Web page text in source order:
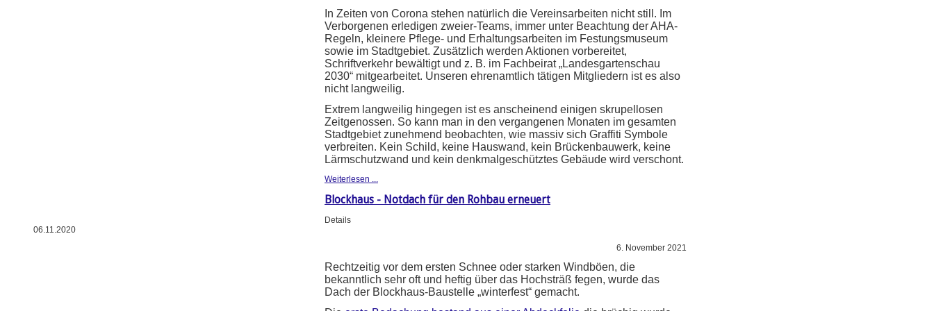
In Zeiten von Corona stehen natürlich die Vereinsarbeiten nicht still. Im
Verborgenen erledigen zweier-Teams, immer unter Beachtung der AHA-
Regeln, kleinere Pflege- und Erhaltungsarbeiten im Festungsmuseum
sowie im Stadtgebiet. Zusätzlich werden Aktionen vorbereitet,
Schriftverkehr bewältigt und z. B. im Fachbeirat „Landesgartenschau
2030“ mitgearbeitet. Unseren ehrenamtlich tätigen Mitgliedern ist es also
nicht langweilig.
Extrem langweilig hingegen ist es anscheinend einigen skrupellosen
Zeitgenossen. So kann man in den vergangenen Monaten im gesamten
Stadtgebiet zunehmend beobachten, wie massiv sich Graffiti Symbole
verbreiten. Kein Schild, keine Hauswand, kein Brückenbauwerk, keine
Lärmschutzwand und kein denkmalgeschütztes Gebäude wird verschont.
Weiterlesen ...
Blockhaus - Notdach für den Rohbau erneuert
Details
06.11.2020
6. November 2021
Rechtzeitig vor dem ersten Schnee oder starken Windböen, die
bekanntlich sehr oft und heftig über das Hochsträß fegen, wurde das
Dach der Blockhaus-Baustelle „winterfest“ gemacht.